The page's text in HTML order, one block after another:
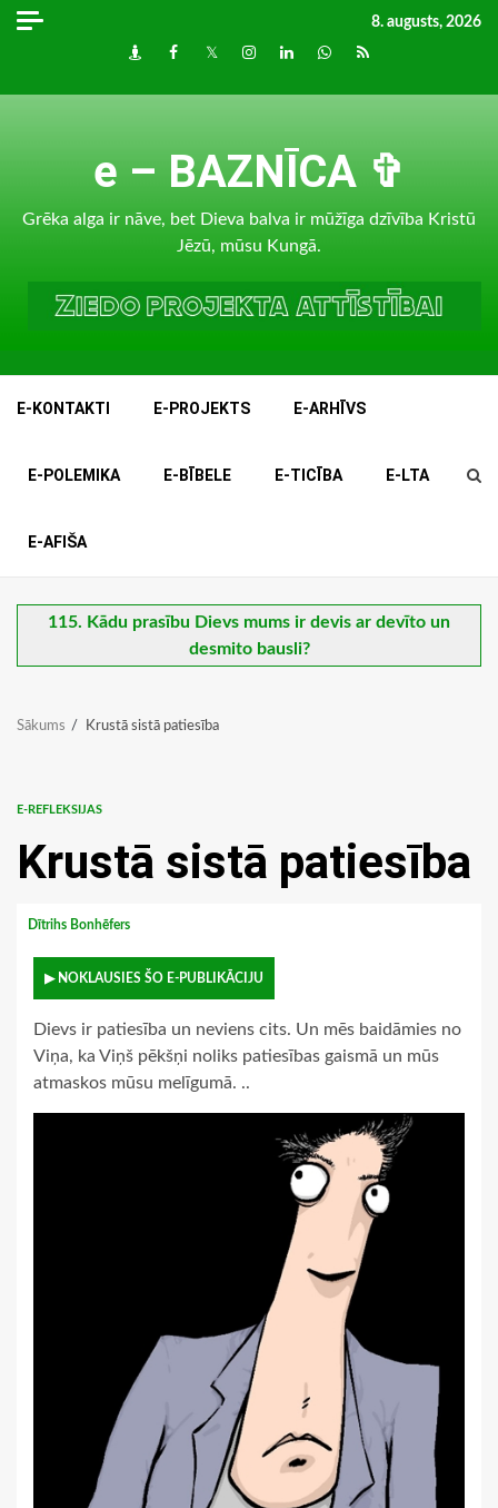
Skip
8. augusts, 2026
DraugiemFacebook
TwitterInstagram
LinkedInwhatsapp
RSS
e – BAZNĪCA ✞
Grēka alga ir nāve, bet Dieva balva ir mūžīga dzīvība Kristū
Jēzū, mūsu Kungā.
E-KONTAKTI E-PROJEKTS E-ARHĪVS
E-POLEMIKA E-BĪBELE E-TICĪBA E-LTA
E-AFIŠA
115. Kādu prasību Dievs mums ir devis ar devīto un
desmito bausli?
Sākums Krustā sistā patiesība
E-REFLEKSIJAS
Krustā sistā patiesība
Dītrihs Bonhēfers
▶ NOKLAUSIES ŠO E-PUBLIKĀCIJU
Dievs ir patiesība un neviens cits. Un mēs baidāmies no
Viņa, ka Viņš pēkšņi noliks patiesības gaismā un mūs
atmaskos mūsu melīgumā. ..